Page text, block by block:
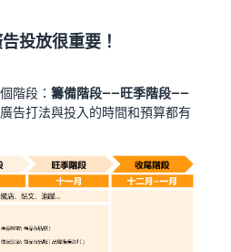
投放很重要！
階段： 籌備階段——旺季階段——
告打法與投入的時間和預算都有